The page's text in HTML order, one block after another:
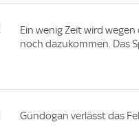
Ein wenig Zeit wird
noch dazukommen. Das
Gündogan verlässt das